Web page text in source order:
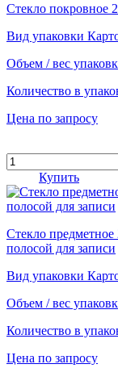
Стекло покровное
Вид упаковки
Объем / вес
Количество в
Цена по запросу
Купить
Стекло
полосой для записи
Вид упаковки
Объем / вес
Количество в
Цена по запросу